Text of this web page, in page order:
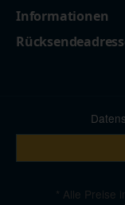
Informationen
* Alle Preise